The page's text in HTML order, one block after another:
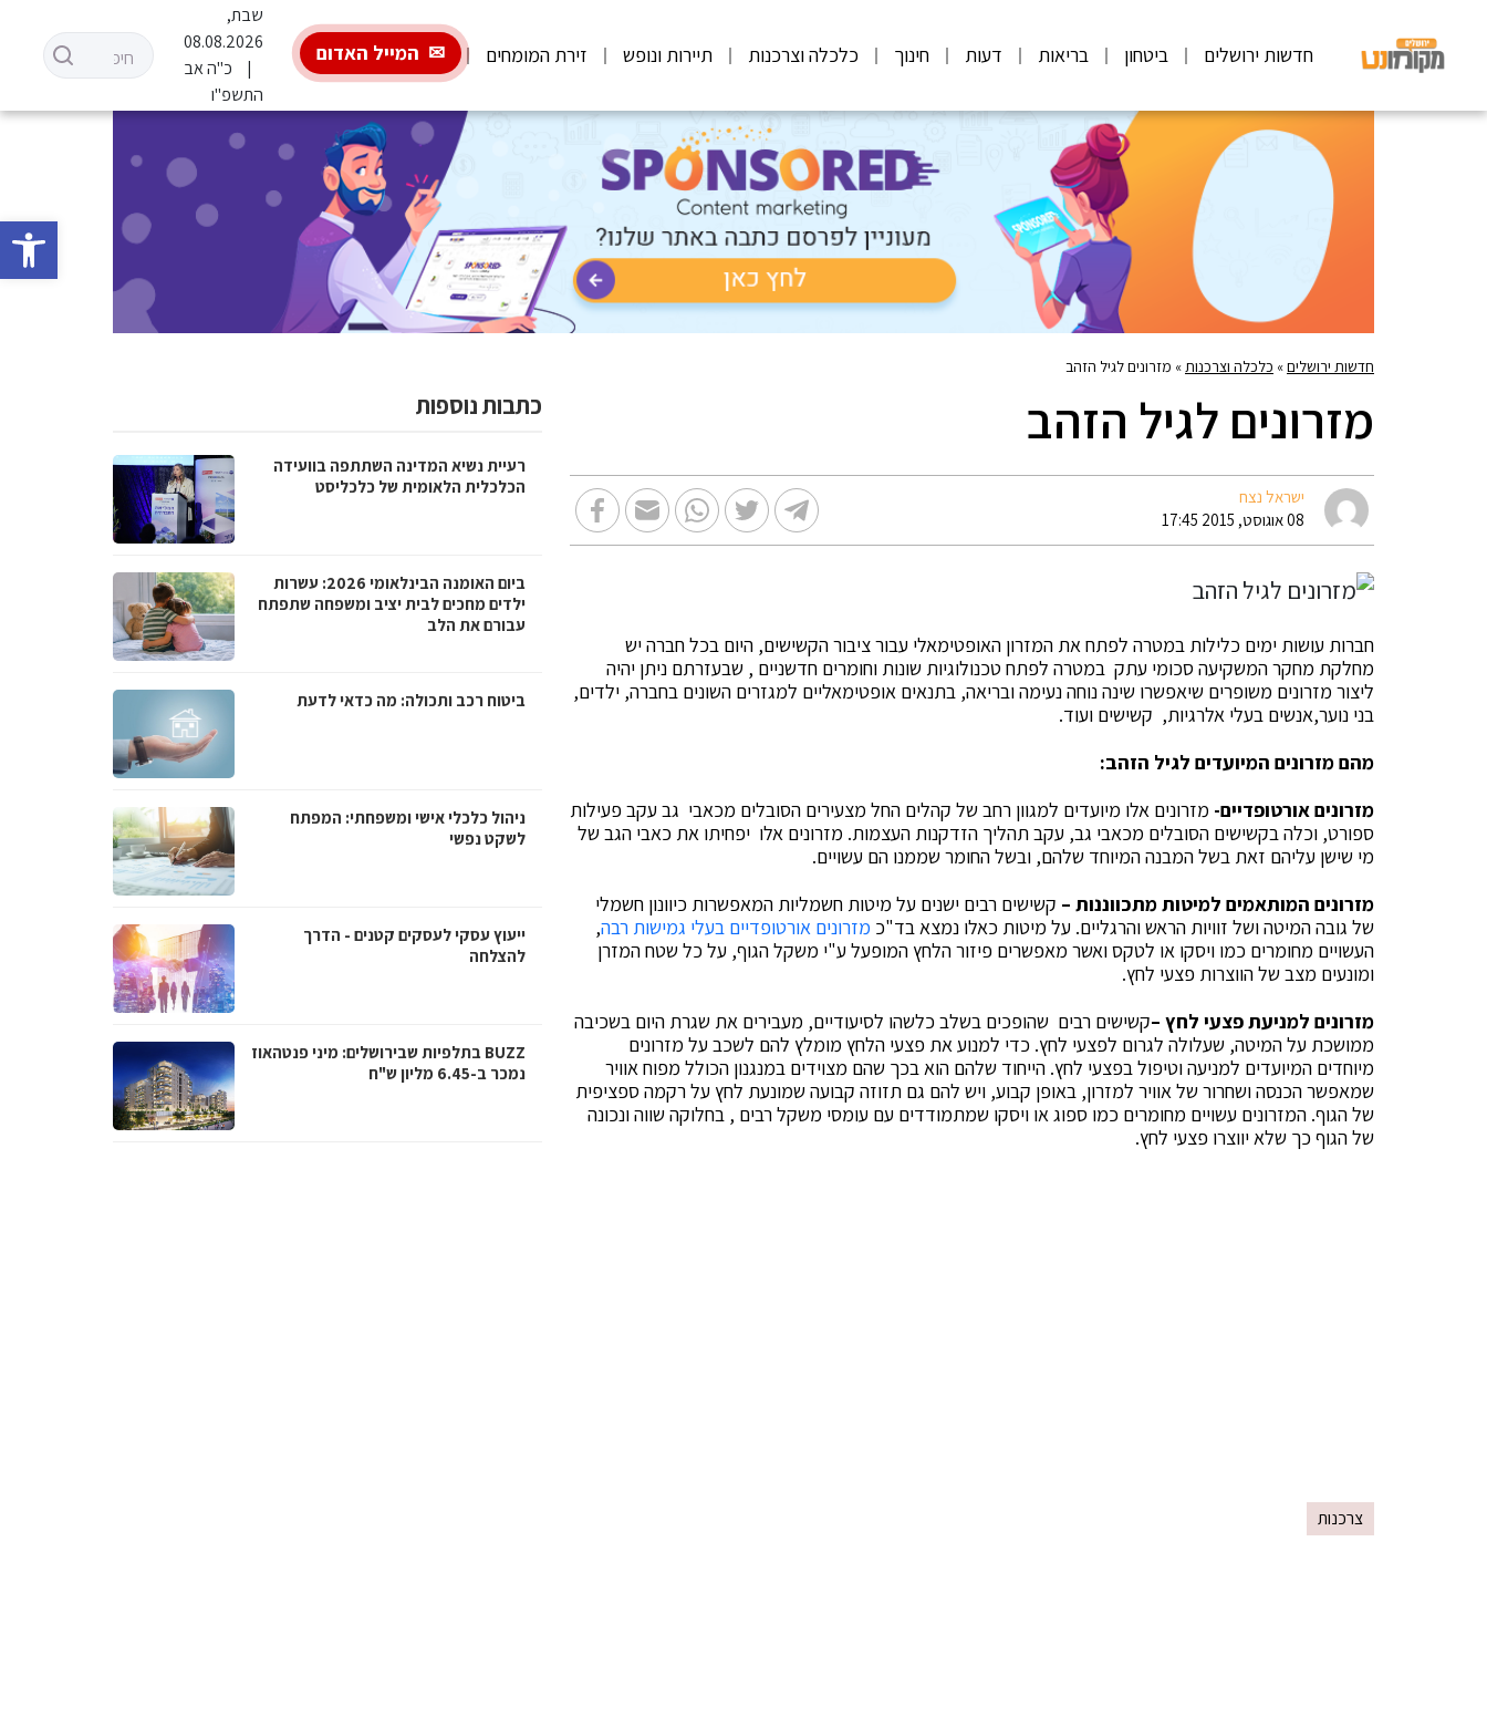
פתח
חדשות ירושלים ביטחון בריאות דעות חינוך כלכלה וצרכנות תיירות ונופש זירת המומחים המייל האדום
שבת,
08.08.2026
כ"ה אב
התשפ"ו
חדשות ירושלים» כלכלה וצרכנות » מזרונים לגיל הזהב
מזרונים לגיל הזהב
ישראל נצח
08 אוגוסט, 2015 17:45
חברות עושות ימים כלילות במטרה לפתח את המזרון האופטימאלי עבור ציבור הקשישים, היום בכל חברה יש
מחלקת מחקר המשקיעה סכומי עתק במטרה לפתח טכנולוגיות שונות וחומרים חדשניים , שבעזרתם ניתן יהיה
ליצור מזרונים משופרים שיאפשרו שינה נוחה נעימה ובריאה, בתנאים אופטימאליים למגזרים השונים בחברה, ילדים,
בני נוער,אנשים בעלי אלרגיות, קשישים ועוד.
מהם מזרונים המיועדים לגיל הזהב:
מזרונים אורטופדיים- מזרונים אלו מיועדים למגוון רחב של קהלים החל מצעירים הסובלים מכאבי גב עקב פעילות
ספורט, וכלה בקשישים הסובלים מכאבי גב, עקב תהליך הזדקנות העצמות. מזרונים אלו יפחיתו את כאבי הגב של
מי שישן עליהם זאת בשל המבנה המיוחד שלהם, ובשל החומר שממנו הם עשויים.
מזרונים המותאמים למיטות מתכווננות – קשישים רבים ישנים על מיטות חשמליות המאפשרות כיוונון חשמלי
של גובה המיטה ושל זוויות הראש והרגליים. על מיטות כאלו נמצא בד"כ מזרונים אורטופדיים בעלי גמישות רבה,
העשויים מחומרים כמו ויסקו או לטקס ואשר מאפשרים פיזור הלחץ המופעל ע"י משקל הגוף, על כל שטח המזרן
ומונעים מצב של הווצרות פצעי לחץ.
מזרונים למניעת פצעי לחץ –קשישים רבים שהופכים בשלב כלשהו לסיעודיים, מעבירים את שגרת היום בשכיבה
ממושכת על המיטה, שעלולה לגרום לפצעי לחץ. כדי למנוע את פצעי הלחץ מומלץ להם לשכב על מזרונים
מיוחדים המיועדים למניעה וטיפול בפצעי לחץ. הייחוד שלהם הוא בכך שהם מצוידים במנגנון הכולל מפוח אוויר
שמאפשר הכנסה ושחרור של אוויר למזרון, באופן קבוע, ויש להם גם תזוזה קבועה שמונעת לחץ על רקמה ספציפית
של הגוף. המזרונים עשויים מחומרים כמו ספוג או ויסקו שמתמודדים עם עומסי משקל רבים , בחלוקה שווה ונכונה
של הגוף כך שלא יווצרו פצעי לחץ.
כתבות נוספות
רעיית נשיא המדינה השתתפה בוועידה
הכלכלית הלאומית של כלכליסט
ביום האומנה הבינלאומי 2026: עשרות
ילדים מחכים לבית יציב ומשפחה שתפתח
עבורם את הלב
ביטוח רכב ותכולה: מה כדאי לדעת
ניהול כלכלי אישי ומשפחתי: המפתח
לשקט נפשי
ייעוץ עסקי לעסקים קטנים - הדרך
להצלחה
BUZZ בתלפיות שבירושלים: מיני פנטהאוז
נמכר ב-6.45 מליון ש"ח
צרכנות